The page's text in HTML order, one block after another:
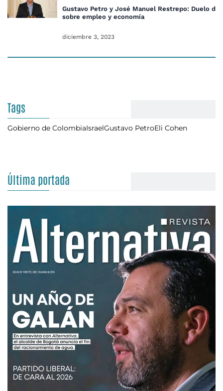
Gustavo Petro y José Manuel Restrepo: Duelo de
sobre empleo y economía
diciembre 3, 2023
Tags
Gobierno de ColombiaIsraelGustavo PetroEli Cohen
Última portada